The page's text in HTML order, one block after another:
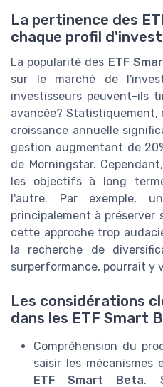
La pertinence des
chaque profil
La popularité des ETF
sur le marché de
investisseurs peuvent-ils
avancée?
croissance annuelle
gestion augmentant de
de Morningstar.
les objectifs à long
l'autre. Par exemple,
principalement à
cette approche trop
la recherche de
surperformance, pourrait y
Les considérations
dans les ETF Smart
Compréhension du
saisir les mécanismes
ETF Smart Beta.